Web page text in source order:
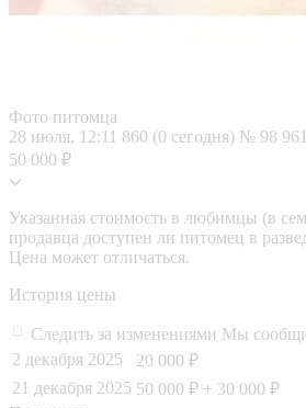
Фото питомца
28 июля, 12:11 860 (0 сегодня) № 98 961
50 000 ₽
Указанная стоимость в любимцы (в
продавца доступен ли питомец в
Цена может отличаться.
История цены
Следить за изменениями Мы
2 декабря 2025
20 000 ₽
21 декабря 2025 50 000 ₽ + 30 000 ₽